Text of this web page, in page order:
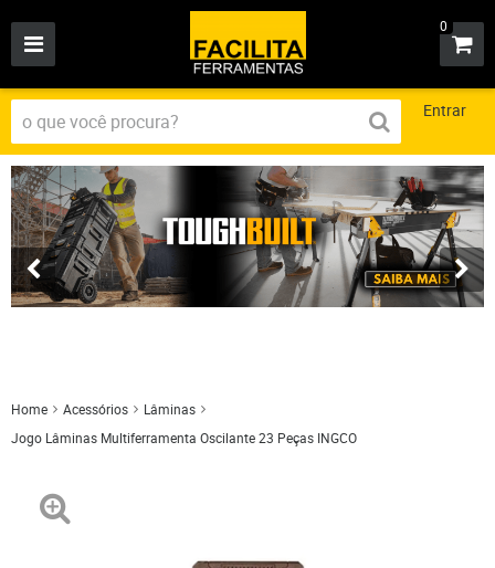
0
Entrar
Home Acessórios
Lâminas
Jogo Lâminas Multiferramenta Oscilante 23 Peças INGCO